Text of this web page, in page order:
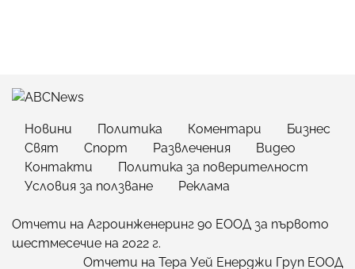
Новини Политика Коментари
Бизнес
Свят
Спорт Развлечения
Видео
Контакти
Политика за поверителност
Условия за ползване
Реклама
Отчети на Агроинженеринг 90 ЕООД за първото
шестмесечие на 2022 г.
Отчети на Тера Уей Енерджи Груп ЕООД